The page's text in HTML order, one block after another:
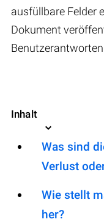
ausfüllbare Felder
Dokument
Inhalt
Was sind
Verlust
Wie stellt
her?